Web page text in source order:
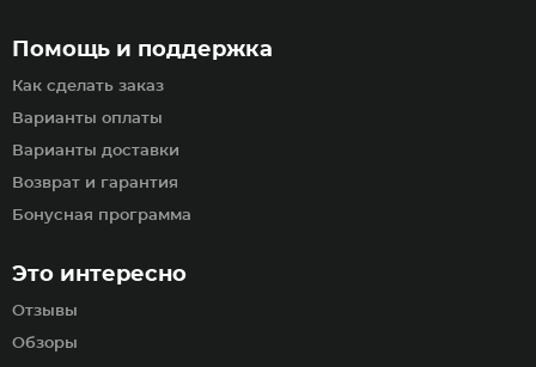
Помощь и поддержка
Как сделать заказ
Варианты оплаты
Варианты доставки
Возврат и гарантия
Бонусная программа
Это интересно
Отзывы
Обзоры